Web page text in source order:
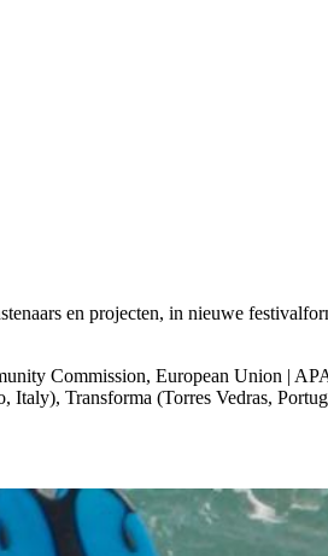
en projecten, in nieuwe
Commission, European Union |
Transforma (Torres Vedras,